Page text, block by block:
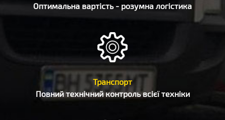
Оптимальна вартість - розумна логістика
Транспорт
Повний технічний контроль всієї техніки